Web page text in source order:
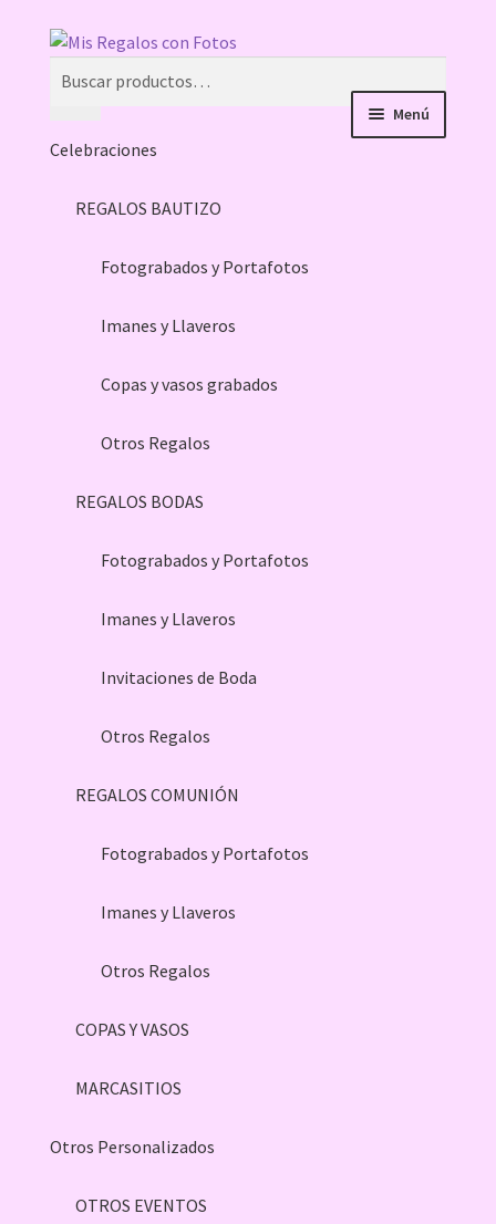
Ir
Ir
contenido
Buscar
Menú
Celebraciones
REGALOS BAUTIZO
Fotograbados y Portafotos
Imanes y Llaveros
Copas y vasos grabados
Otros Regalos
REGALOS BODAS
Fotograbados y Portafotos
Imanes y Llaveros
Invitaciones de Boda
Otros Regalos
REGALOS COMUNIÓN
Fotograbados y Portafotos
Imanes y Llaveros
Otros Regalos
COPAS Y VASOS
MARCASITIOS
Otros Personalizados
OTROS EVENTOS